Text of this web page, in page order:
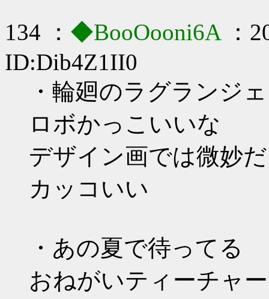
134 ： ◆BooOooni6A
：
ID:Dib4Z1II0
・輪廻のラグランジェ
ロボかっこいいな
デザイン画では微妙
カッコいい
・あの夏で待ってる
おねがいティーチャ